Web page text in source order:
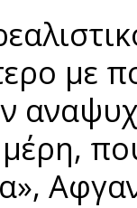
με
μέρη,